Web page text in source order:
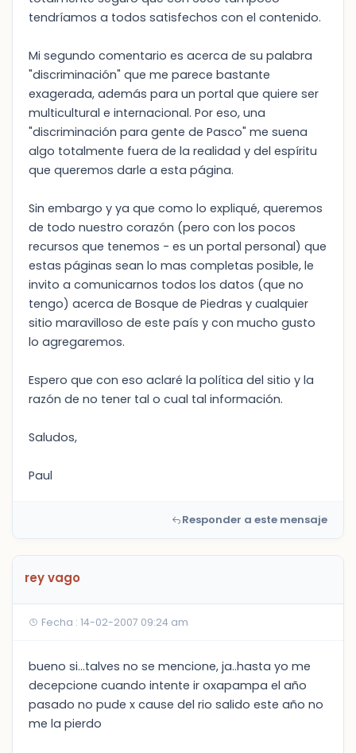
tendríamos a todos satisfechos con el contenido.
Mi segundo comentario es acerca de su palabra
"discriminación" que me parece bastante
exagerada, además para un portal que quiere ser
multicultural e internacional. Por eso, una
"discriminación para gente de Pasco" me suena
algo totalmente fuera de la realidad y del espíritu
que queremos darle a esta página.
Sin embargo y ya que como lo expliqué, queremos
de todo nuestro corazón (pero con los pocos
recursos que tenemos - es un portal personal) que
estas páginas sean lo mas completas posible, le
invito a comunicarnos todos los datos (que no
tengo) acerca de Bosque de Piedras y cualquier
sitio maravilloso de este país y con mucho gusto
lo agregaremos.
Espero que con eso aclaré la política del sitio y la
razón de no tener tal o cual tal información.
Saludos,
Paul
Responder a este mensaje
rey vago
Fecha : 14-02-2007 09:24 am
bueno si...talves no se mencione, ja..hasta yo me
decepcione cuando intente ir oxapampa el año
pasado no pude x cause del rio salido este año no
me la pierdo